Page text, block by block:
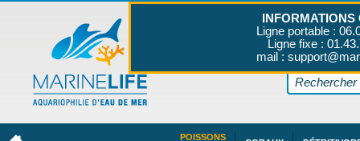
POISSONS
INFORMATIONS
Ligne portable :
Ligne fixe :
mail :